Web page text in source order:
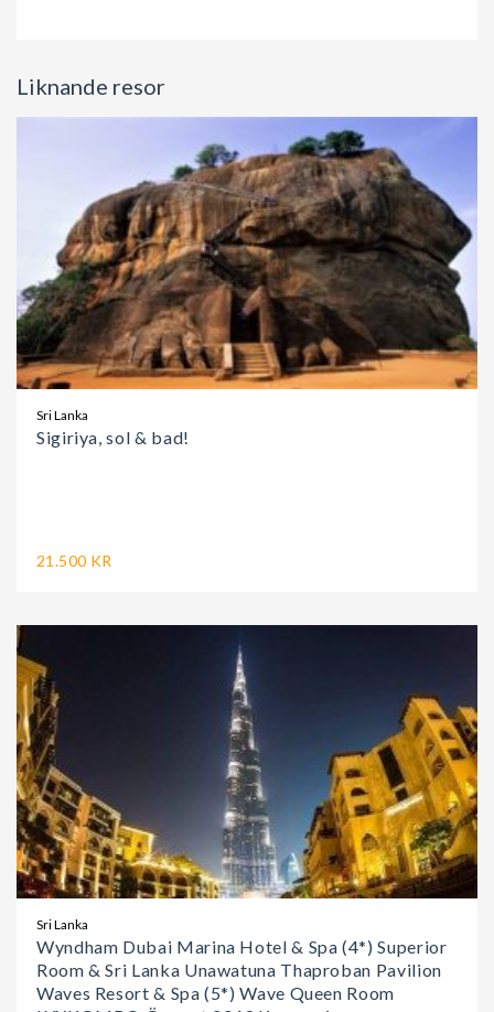
Liknande resor
Sri Lanka
Sigiriya, sol & bad!
21.500 KR
Sri Lanka
Wyndham Dubai Marina Hotel & Spa (4*) Superior
Room & Sri Lanka Unawatuna Thaproban Pavilion
Waves Resort & Spa (5*) Wave Queen Room